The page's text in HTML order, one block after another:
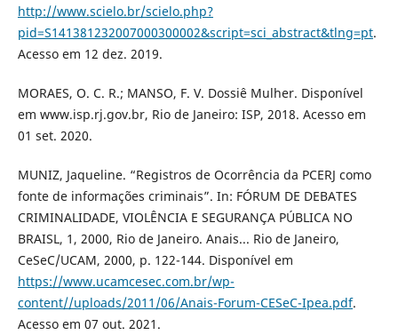
http://www.scielo.br/scielo.php?
pid=S141381232007000300002&script=sci_abstract&tlng=pt.
Acesso em 12 dez. 2019.
MORAES, O. C. R.; MANSO, F. V. Dossiê Mulher. Disponível
em www.isp.rj.gov.br, Rio de Janeiro: ISP, 2018. Acesso em
01 set. 2020.
MUNIZ, Jaqueline. “Registros de Ocorrência da PCERJ como
fonte de informações criminais”. In: FÓRUM DE DEBATES
CRIMINALIDADE, VIOLÊNCIA E SEGURANÇA PÚBLICA NO
BRAISL, 1, 2000, Rio de Janeiro. Anais... Rio de Janeiro,
CeSeC/UCAM, 2000, p. 122-144. Disponível em
https://www.ucamcesec.com.br/wp-
content//uploads/2011/06/Anais-Forum-CESeC-Ipea.pdf.
Acesso em 07 out. 2021.